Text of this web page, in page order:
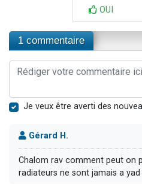
OUI
1 commentaire
Je veux être averti des
Gérard H.
Chalom rav comment peut on
radiateurs ne sont jamais a